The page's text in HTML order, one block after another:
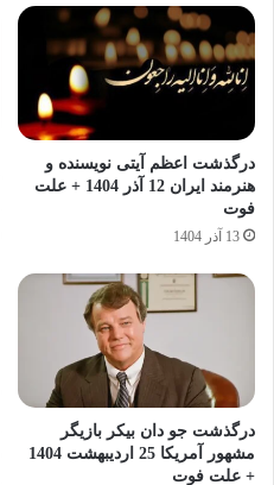
درگذشت اعظم آیتی نویسنده و
هنرمند ایران 12 آذر 1404 + علت
فوت
13 آذر 1404
درگذشت جو دان بیکر بازیگر
مشهور آمریکا 25 اردیبهشت 1404
+ علت فوت